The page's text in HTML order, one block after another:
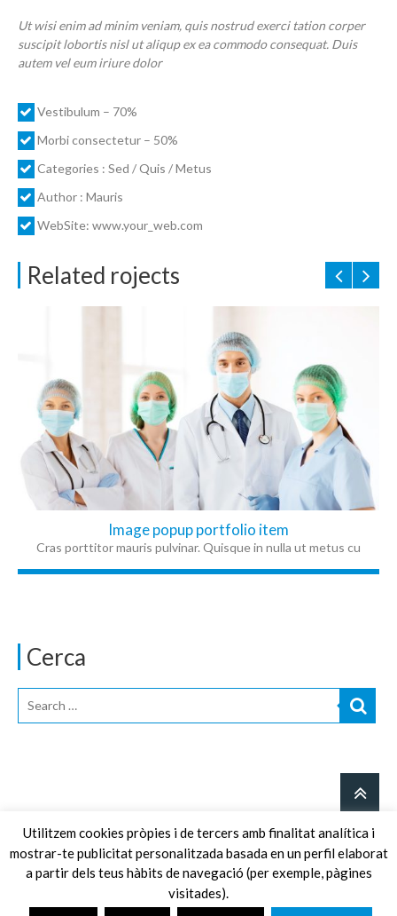
Cerca
Ut wisi enim ad minim veniam, quis nostrud exerci tation corper
suscipit lobortis nisl ut aliqup ex ea commodo consequat. Duis
autem vel eum iriure dolor
Vestibulum – 70%
Morbi consectetur – 50%
Categories : Sed / Quis / Metus
Author : Mauris
WebSite: www.your_web.com
Related rojects
Image popup portfolio item
Cras porttitor mauris pulvinar. Quisque in nulla ut metus cu
© Clínica Badia d'Oftalmologia |Avís legal ·Política de privacitat·
937904994
Utilitzem cookies pròpies i de tercers amb finalitat analítica i
mostrar-te publicitat personalitzada basada en un perfil elaborat
a partir dels teus hàbits de navegació (per exemple, pàgines
visitades).